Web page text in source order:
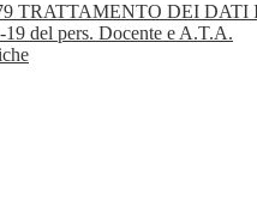
TRATTAMENTO DEI
del pers. Docente e A.T.A.